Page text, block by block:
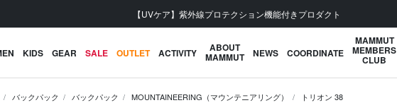
会員登録で【5,500円 (税込) 以上 送料無料】
KIDS GEAR SALE OUTLET ACTIVITY ABOUT
MAMMUT NEWS COORDINATE
MAMMUT
MEMBERS
CLUB
バックパック バックパック MOUNTAINEERING（マウンテニアリング） トリオン 38